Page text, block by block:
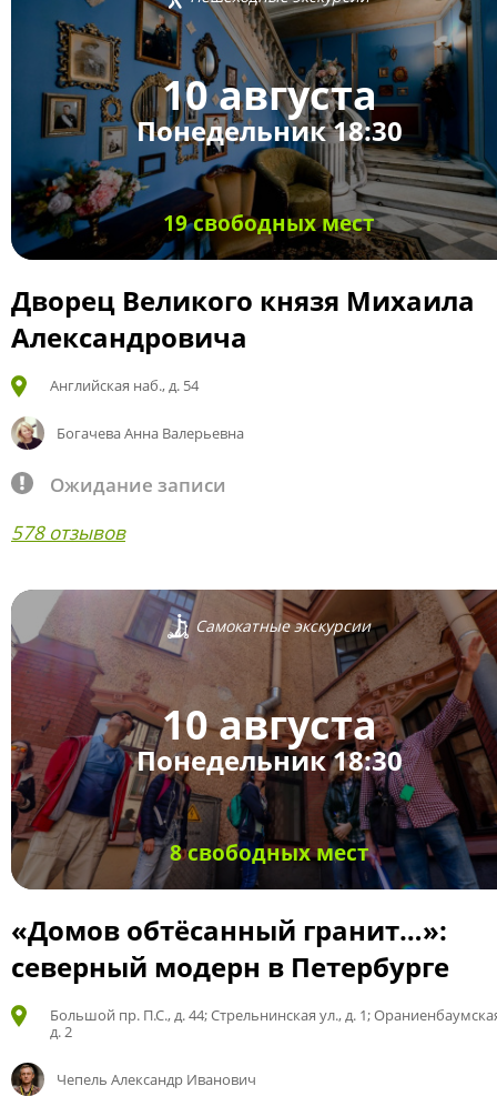
10 августа
Понедельник 18:30
19 свободных мест
Дворец Великого князя Михаила
Александровича
Английская наб., д. 54
Богачева Анна Валерьевна
Ожидание записи
578 отзывов
Самокатные экскурсии
10 августа
Понедельник 18:30
8 свободных мест
«Домов обтёсанный гранит…»:
северный модерн в Петербурге
Большой пр. П.С., д. 44; Стрельнинская ул., д. 1;
д. 2
Чепель Александр Иванович